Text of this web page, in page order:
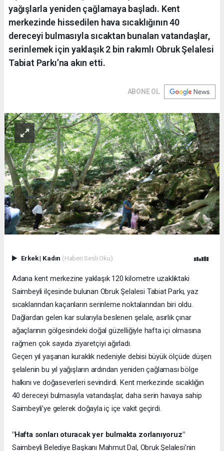
yağışlarla yeniden çağlamaya başladı. Kent
merkezinde hissedilen hava sıcaklığının 40
dereceyi bulmasıyla sıcaktan bunalan vatandaşlar,
serinlemek için yaklaşık 2 bin rakımlı Obruk Şelalesi
Tabiat Parkı’na akın etti.
ABONE OL
Erkek| Kadın (Haberi Sesli Oku)
Adana kent merkezine yaklaşık 120 kilometre uzaklıktaki
Saimbeyli ilçesinde bulunan Obruk Şelalesi Tabiat Parkı, yaz
sıcaklarından kaçanların serinleme noktalarından biri oldu.
Dağlardan gelen kar sularıyla beslenen şelale, asırlık çınar
ağaçlarının gölgesindeki doğal güzelliğiyle hafta içi olmasına
rağmen çok sayıda ziyaretçiyi ağırladı.
Geçen yıl yaşanan kuraklık nedeniyle debisi büyük ölçüde düşen
şelalenin bu yıl yağışların ardından yeniden çağlaması bölge
halkını ve doğaseverleri sevindirdi. Kent merkezinde sıcaklığın
40 dereceyi bulmasıyla vatandaşlar, daha serin havaya sahip
Saimbeyli’ye gelerek doğayla iç içe vakit geçirdi.
"Hafta sonları oturacak yer bulmakta zorlanıyoruz"
Saimbeyli Belediye Başkanı Mahmut Dal, Obruk Şelalesi’nin